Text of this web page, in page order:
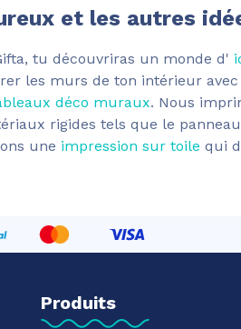
et les autres
tu découvriras un monde d'
les murs de ton intérieur
déco muraux. Nous
rigides tels que le
une impression sur toile qui
Produits